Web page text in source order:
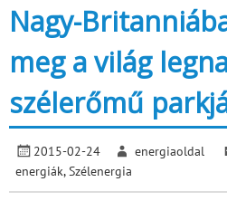
Nagy-
meg a világ
szélerőmű
2015-02-24 energiaoldal
energiák,Szélenergia